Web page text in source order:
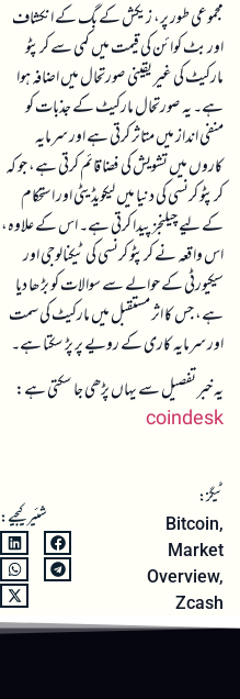
مجموعی طور پر، زیکش کے بگ کے انکشاف
اور بٹ کوائن کی قیمت میں کمی سے کرپٹو
مارکیٹ کی غیر یقینی صورتحال میں اضافہ ہوا
ہے۔ یہ صورتحال مارکیٹ کے جذبات کو
منفی انداز میں متاثر کرتی ہے اور سرمایہ
کاروں میں تشویش کی فضا قائم کرتی ہے، جو کہ
کرپٹو کرنسی کی دنیا میں لیکویڈیٹی اور استحکام
کے لیے چیلنجز پیدا کرتی ہے۔ اس کے علاوہ،
اس واقعہ نے کرپٹو کرنسی کی ٹیکنالوجی اور
سیکیورٹی کے حوالے سے سوالات کو بڑھا دیا
ہے، جس کا اثر مستقبل میں مارکیٹ کی سمت
اور سرمایہ کاری کے رویے پر پڑ سکتا ہے۔
یہ خبر تفصیل سے یہاں پڑھی جا سکتی ہے:
coindesk
ٹیگز:
Bitcoin,
Market
Overview,
Zcash
شئیر کیجیے: